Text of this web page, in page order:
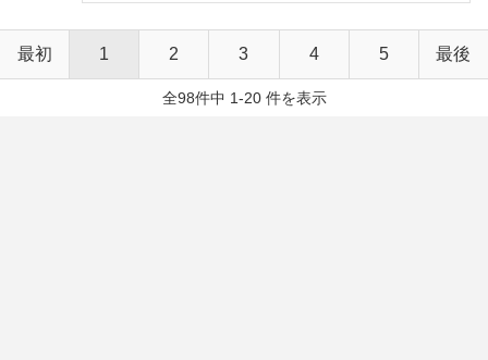
最初 1 2 3 4 5 最後
全98件中 1-20 件を表示